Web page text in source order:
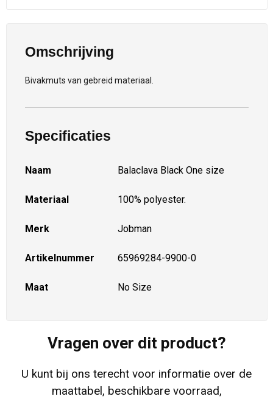
Omschrijving
Bivakmuts van gebreid materiaal.
Specificaties
Naam Balaclava Black One size
Materiaal 100% polyester.
Merk Jobman
Artikelnummer 65969284-9900-0
Maat No Size
Vragen over dit product?
U kunt bij ons terecht voor informatie over de
maattabel, beschikbare voorraad,